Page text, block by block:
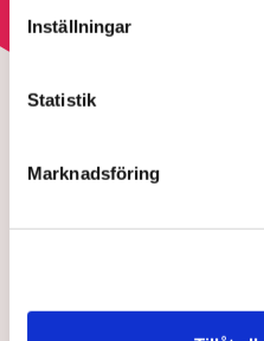
Inställningar
Statistik
Marknadsföring
Värme och